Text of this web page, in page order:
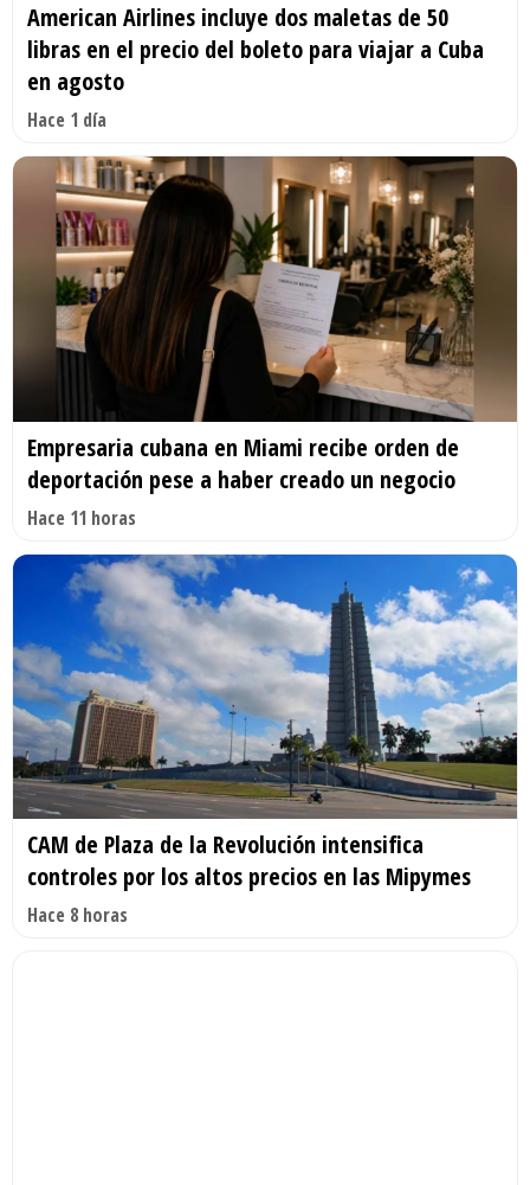
American Airlines incluye dos maletas de 50
libras en el precio del boleto para viajar a Cuba
en agosto
Hace 1 día
Empresaria cubana en Miami recibe orden de
deportación pese a haber creado un negocio
Hace 11 horas
CAM de Plaza de la Revolución intensifica
controles por los altos precios en las Mipymes
Hace 8 horas